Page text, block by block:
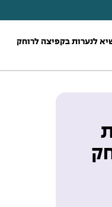
לנערות בקפיצה לרוחק